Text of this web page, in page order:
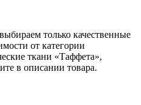
только качественные
от категории
ткани «Таффета»,
в описании товара.